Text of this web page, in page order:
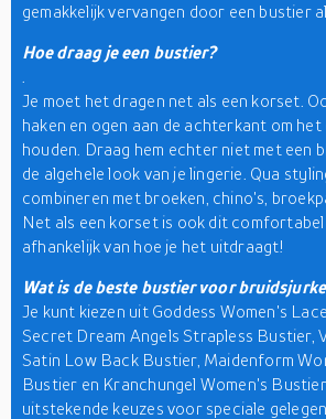
gemakkelijk vervangen door een bustier
Hoe draag je een bustier?
Je moet het dragen net als een korset.
haken en ogen aan de achterkant om
houden. Draag hem echter niet met een
de algehele look van je lingerie. Qua
combineren met broeken, chino's,
Net als een korset is ook dit comfortabel
afhankelijk van hoe je het uitdraagt!
Wat is de beste bustier voor
Je kunt kiezen uit Goddess Women's
Secret Dream Angels Strapless Bustier,
Satin Low Back Bustier, Maidenform
Bustier en Kranchungel Women's
uitstekende keuzes voor speciale